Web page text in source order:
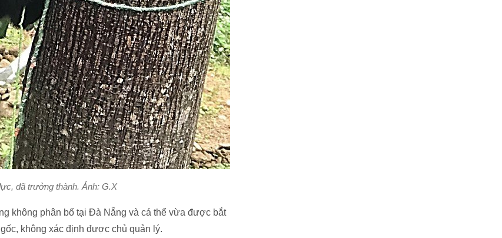
đã trưởng thành. Ảnh: G.X
không phân bố tại Đà Nẵng và cá thể vừa được bắt
không xác định được chủ quản lý.